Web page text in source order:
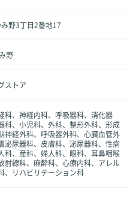
野3丁目2番地17
野
ストア
科、神経内科、呼吸器科、消化器
科、小児科、外科、整形外科、形成
神経外科、呼吸器外科、心臓血管外
泌尿器科、皮膚科、泌尿器科、性病
科、産科、婦人科、眼科、耳鼻咽喉
射線科、麻酔科、心療内科、アレル
、リハビリテーション科